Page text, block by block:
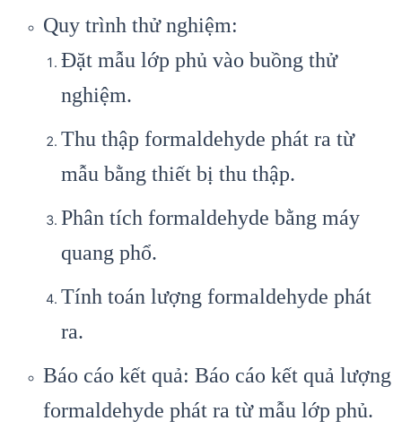
Quy trình thử nghiệm:
Đặt mẫu lớp phủ vào buồng thử
nghiệm.
Thu thập formaldehyde phát ra từ
mẫu bằng thiết bị thu thập.
Phân tích formaldehyde bằng máy
quang phổ.
Tính toán lượng formaldehyde phát
ra.
Báo cáo kết quả: Báo cáo kết quả lượng
formaldehyde phát ra từ mẫu lớp phủ.